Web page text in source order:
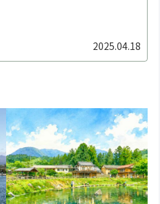
2025.04.18